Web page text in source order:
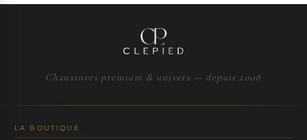
Chaussures premium & univers — depuis 2008
LA BOUTIQUE